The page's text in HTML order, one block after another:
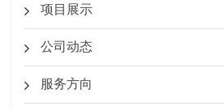
项目展示
公司动态
服务方向